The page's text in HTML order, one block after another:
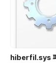
지 지금부터 전해
hiberfil.sys 파